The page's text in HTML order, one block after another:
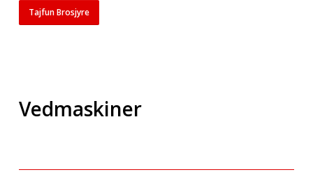
Tajfun Brosjyre
Vedmaskiner